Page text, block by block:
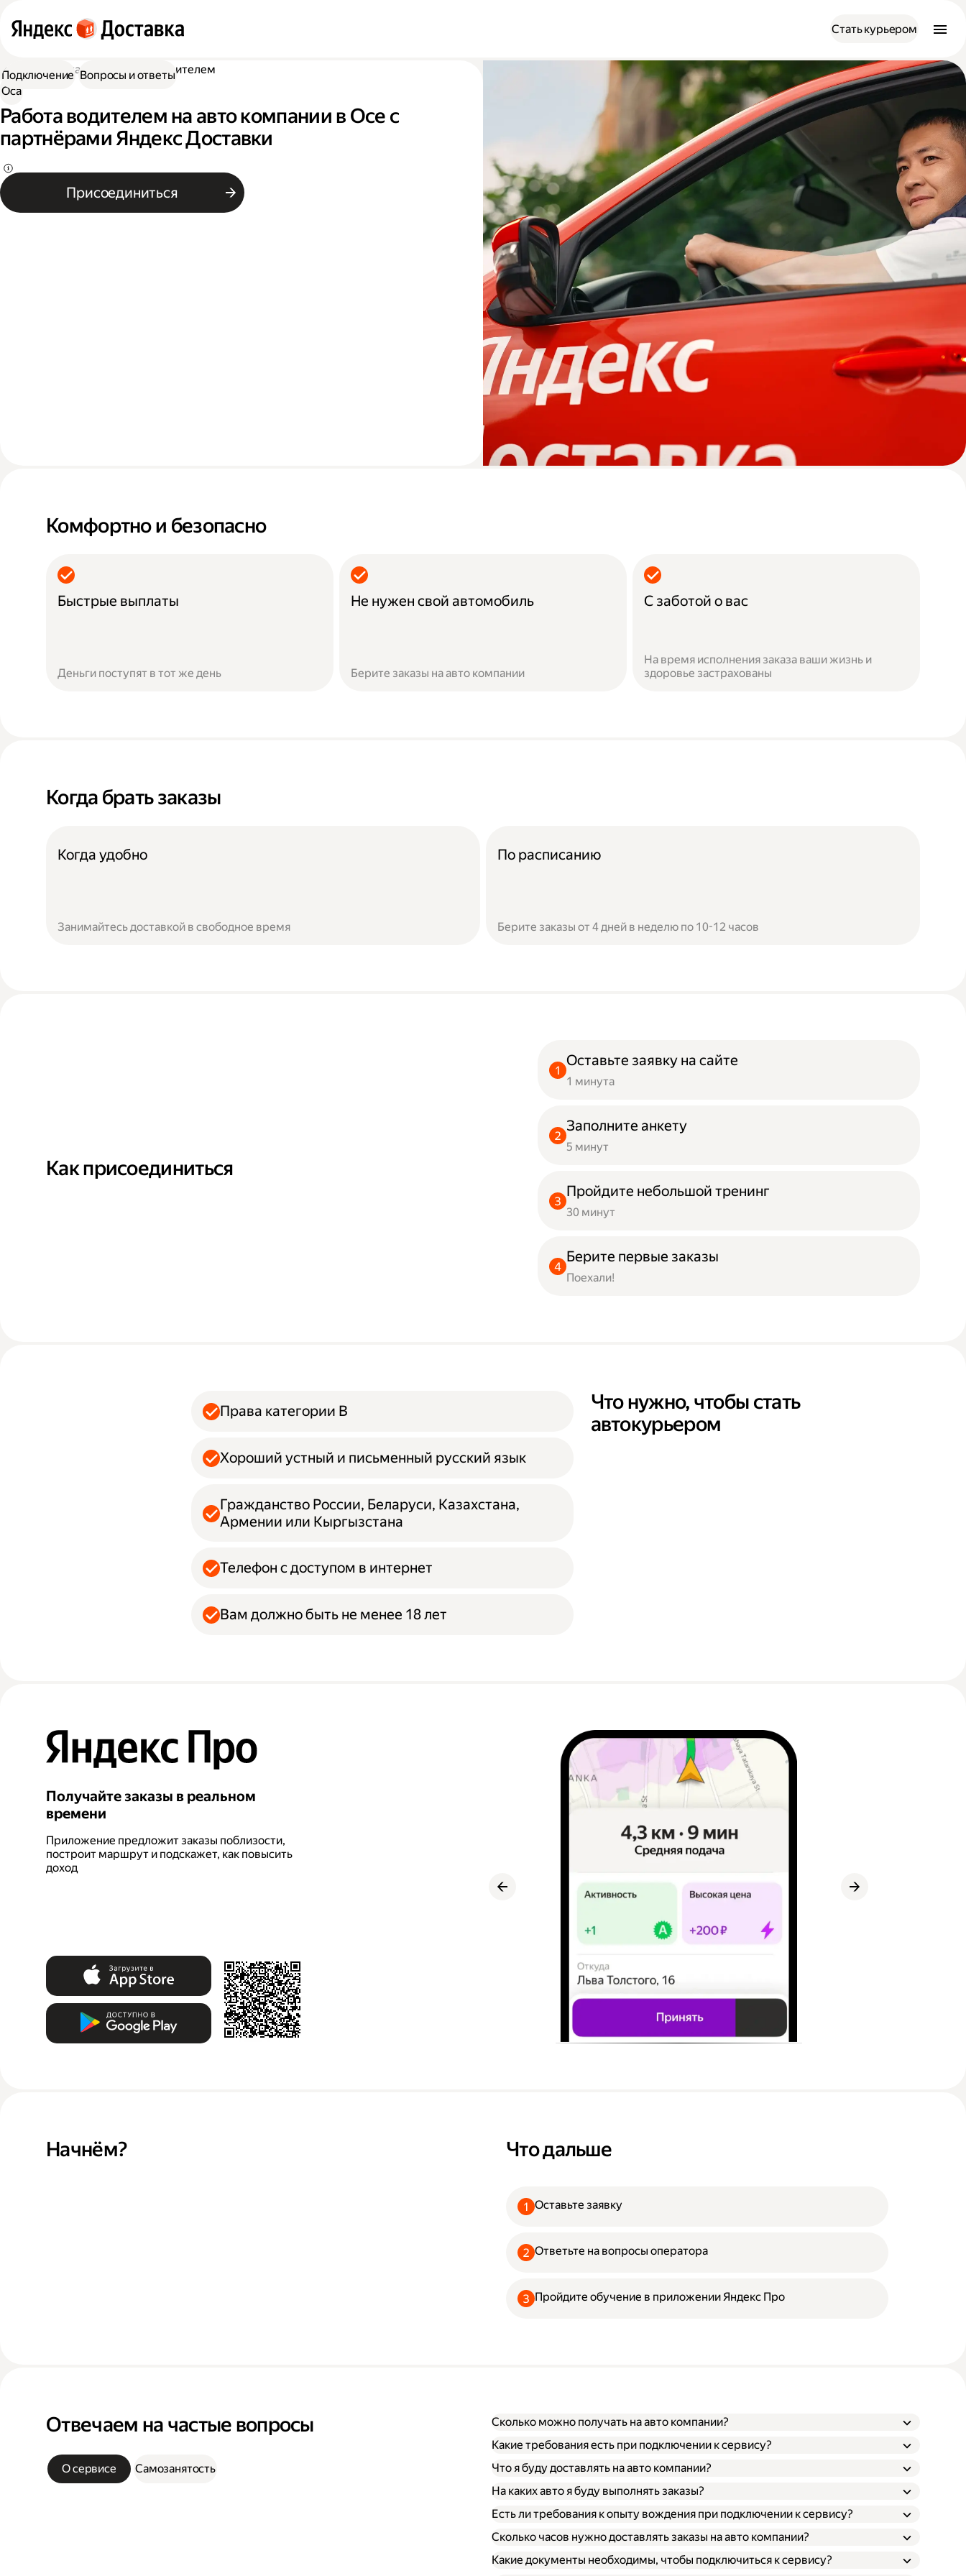
Стать курьером
Работа в Доставке
Работа водителем
Оса
Работа водителем на авто компании в Осе с
партнёрами Яндекс Доставки
Присоединиться
Подключение Вопросы и ответы
Комфортно и безопасно
Быстрые выплаты
Деньги поступят в тот же день
Не нужен свой автомобиль
Берите заказы на авто компании
С заботой о вас
На время исполнения заказа ваши жизнь и
здоровье застрахованы
Когда брать заказы
Когда удобно
Занимайтесь доставкой в свободное время
По расписанию
Берите заказы от 4 дней в неделю по 10-12 часов
Как присоединиться
Оставьте заявку на сайте
1 минута
Заполните анкету
5 минут
Пройдите небольшой тренинг
30 минут
Берите первые заказы
Поехали!
Что нужно, чтобы стать
автокурьером
Права категории B
Хороший устный и письменный русский язык
Гражданство России, Беларуси, Казахстана,
Армении или Кыргызстана
Телефон с доступом в интернет
Вам должно быть не менее 18 лет
Получайте заказы в реальном
времени
Приложение предложит заказы поблизости,
построит маршрут и подскажет, как повысить
доход
Начнём? Что дальше
Оставьте заявку
Ответьте на вопросы оператора
Пройдите обучение в приложении Яндекс Про
Отвечаем на частые вопросы
О сервисе Самозанятость
Сколько можно получать на авто компании?
Какие требования есть при подключении к сервису?
Что я буду доставлять на авто компании?
На каких авто я буду выполнять заказы?
Есть ли требования к опыту вождения при подключении к сервису?
Сколько часов нужно доставлять заказы на авто компании?
Какие документы необходимы, чтобы подключиться к сервису?